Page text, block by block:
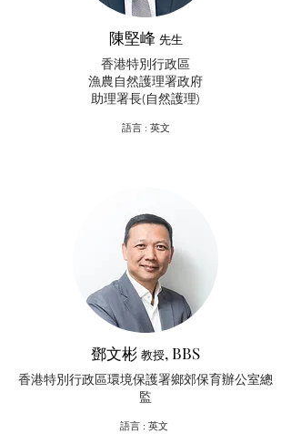
陳堅峰 先生
香港特別行政區
漁農自然護理署政府
助理署長(自然護理)
​語言 : 英文
鄧文彬 教授, BBS
香港特別行政區環境保護署鄉郊保育辦公室總
監
​語言 : 英文